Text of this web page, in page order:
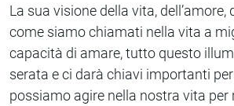
La sua visione della vita, dell’amore,
come siamo chiamati nella vita a
capacità di amare, tutto questo
serata e ci darà chiavi importanti
possiamo agire nella nostra vita per